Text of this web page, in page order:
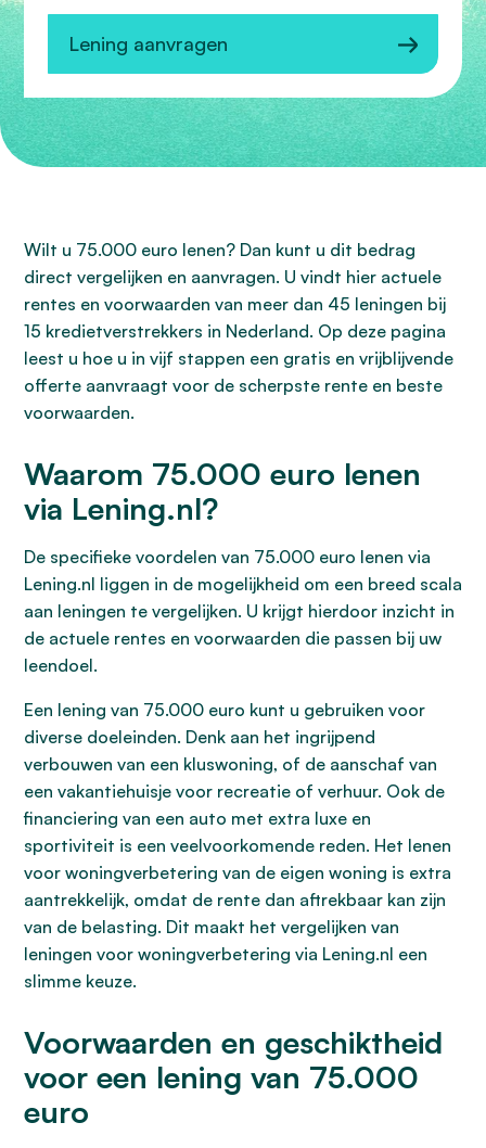
Lening aanvragen
Wilt u 75.000 euro lenen? Dan kunt u dit bedrag
direct vergelijken en aanvragen. U vindt hier actuele
rentes en voorwaarden van meer dan 45 leningen bij
15 kredietverstrekkers in Nederland. Op deze pagina
leest u hoe u in vijf stappen een gratis en vrijblijvende
offerte aanvraagt voor de scherpste rente en beste
voorwaarden.
Waarom 75.000 euro lenen
via Lening.nl?
De specifieke voordelen van 75.000 euro lenen via
Lening.nl liggen in de mogelijkheid om een breed scala
aan leningen te vergelijken. U krijgt hierdoor inzicht in
de actuele rentes en voorwaarden die passen bij uw
leendoel.
Een lening van 75.000 euro kunt u gebruiken voor
diverse doeleinden. Denk aan het ingrijpend
verbouwen van een kluswoning, of de aanschaf van
een vakantiehuisje voor recreatie of verhuur. Ook de
financiering van een auto met extra luxe en
sportiviteit is een veelvoorkomende reden. Het lenen
voor woningverbetering van de eigen woning is extra
aantrekkelijk, omdat de rente dan aftrekbaar kan zijn
van de belasting. Dit maakt het vergelijken van
leningen voor woningverbetering via Lening.nl een
slimme keuze.
Voorwaarden en geschiktheid
voor een lening van 75.000
euro